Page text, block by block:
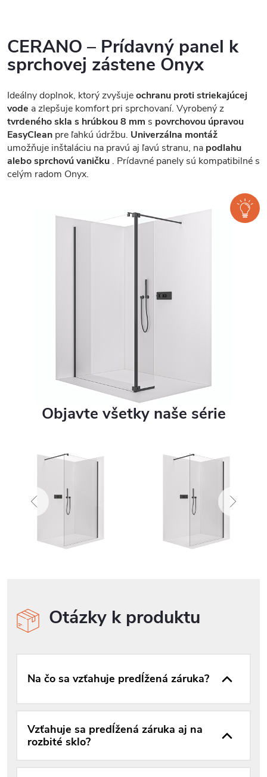
CERANO – Prídavný panel k
sprchovej zástene Onyx
Ideálny doplnok, ktorý zvyšujeochranu proti striekajúcej
vode a zlepšuje komfort pri sprchovaní. Vyrobený z
tvrdeného skla s hrúbkou 8 mm s povrchovou úpravou
EasyClean pre ľahkú údržbu. Univerzálna montáž
umožňuje inštaláciu na pravú aj ľavú stranu, na podlahu
alebo sprchovú vaničku . Prídavné panely sú kompatibilné s
celým radom Onyx.
Objavte všetky naše série
Otázky k produktu
Na čo sa vzťahuje predĺžená záruka?
Vzťahuje sa predĺžená záruka aj na
rozbité sklo?